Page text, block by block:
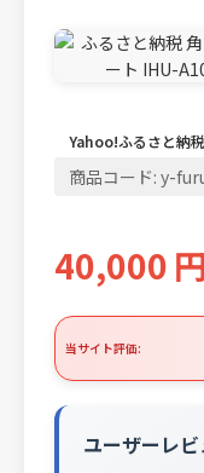
Yahoo!ふるさと納税
商品コード: y-
40,000 円
当サイト評価:
ユーザーレビ